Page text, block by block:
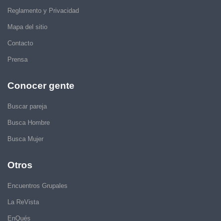
Reglamento y Privacidad
Mapa del sitio
Contacto
Prensa
Conocer gente
Buscar pareja
Busca Hombre
Busca Mujer
Otros
Encuentros Grupales
La ReVista
EnQués